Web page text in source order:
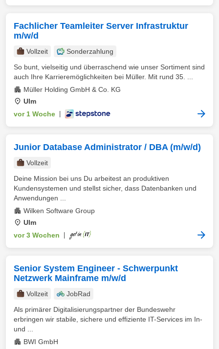
Fachlicher Teamleiter Server Infrastruktur
m/w/d
Vollzeit
Sonderzahlung
So bunt, vielseitig und überraschend wie unser Sortiment sind
auch Ihre Karrieremöglichkeiten bei Müller. Mit rund 35. ...
Müller Holding GmbH & Co. KG
Ulm
vor 1 Woche
Junior Database Administrator / DBA (m/w/d)
Vollzeit
Deine Mission bei uns Du arbeitest an produktiven
Kundensystemen und stellst sicher, dass Datenbanken und
Anwendungen ...
Wilken Software Group
Ulm
vor 3 Wochen
Senior System Engineer - Schwerpunkt
Netzwerk Mainframe m/w/d
Vollzeit
JobRad
Als primärer Digitalisierungspartner der Bundeswehr
erbringen wir stabile, sichere und effiziente IT-Services im In-
und ...
BWI GmbH